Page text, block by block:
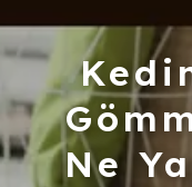
Ne